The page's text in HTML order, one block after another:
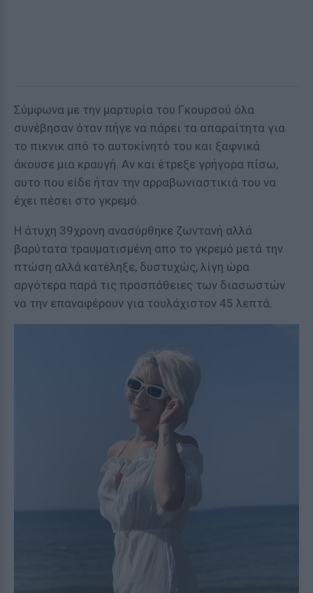
Σύμφωνα με την μαρτυρία του Γκουρσού όλα
συνέβησαν όταν πήγε να πάρει τα απαραίτητα για
το πικνικ από το αυτοκίνητό του και ξαφνικά
άκουσε μια κραυγή. Αν και έτρεξε γρήγορα πίσω,
αυτο που είδε ήταν την αρραβωνιαστικιά του να
έχει πέσει στο γκρεμό.
Η άτυχη 39χρονη ανασύρθηκε ζωντανή αλλά
βαρύτατα τραυματισμένη απο το γκρεμό μετά την
πτώση αλλά κατέληξε, δυστυχώς, λίγη ώρα
αργότερα παρά τις προσπάθειες των διασωστών
να την επαναφέρουν για τουλάχιστον 45 λεπτά.